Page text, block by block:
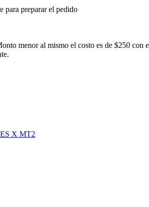
para preparar el pedido
menor al mismo el costo es de $250 con